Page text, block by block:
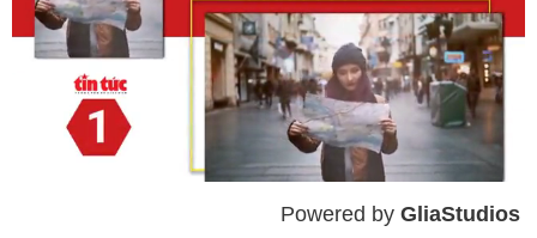
Powered by GliaStudios